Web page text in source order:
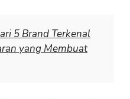
5 Brand Terkenal
yang Membuat